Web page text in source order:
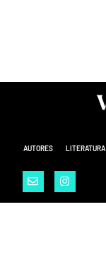
AUTORES LITERATURA